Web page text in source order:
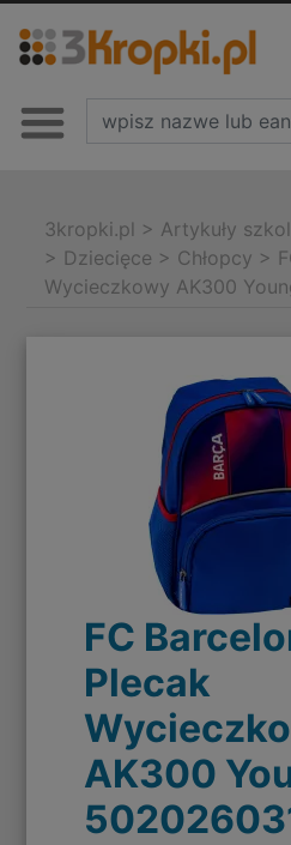
3kropki.pl > Artykuły
> Dziecięce > Chłopcy >
Wycieczkowy AK300
FC
Plecak
AK300